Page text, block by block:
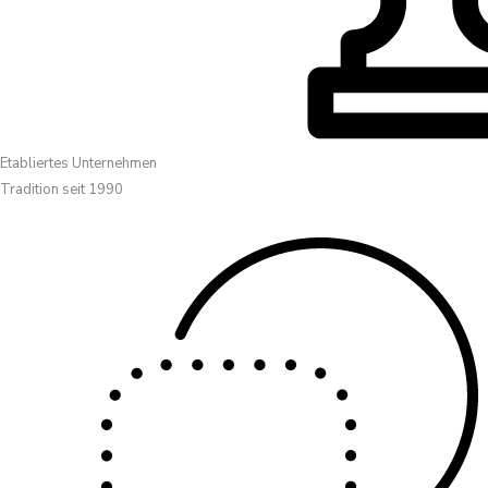
Etabliertes Unternehmen
Tradition seit 1990